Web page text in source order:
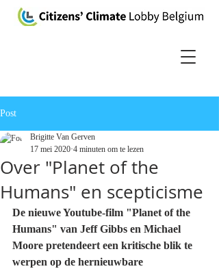
Post
Over "Planet of the
Humans" en scepticisme
Brigitte Van Gerven
17 mei 2020 4 minuten om te lezen
De nieuwe Youtube-film "Planet of the
Humans" van Jeff Gibbs en Michael
Moore pretendeert een kritische blik te
werpen op de hernieuwbare